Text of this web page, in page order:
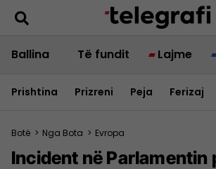
Ballina Të fundit Lajme
Prishtina Prizreni Peja Ferizaj
Botë > Nga Bota > Evropa
Incident në Parlamentin